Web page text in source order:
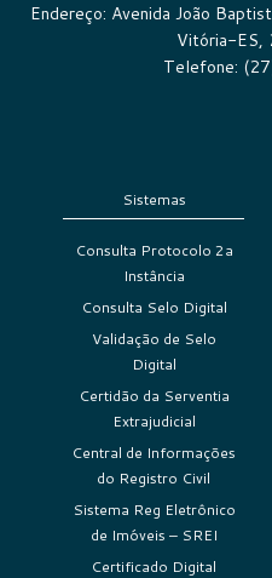
Endereço: Avenida João
Vitória-
Telefone:
Sistemas
Consulta Protocolo 2a
Instância
Consulta Selo Digital
Validação de Selo
Digital
Certidão da Serventia
Extrajudicial
Central de Informações
do Registro Civil
Sistema Reg Eletrônico
de Imóveis – SREI
Certificado Digital